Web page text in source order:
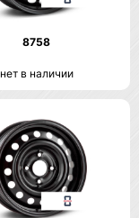
8758
нет в наличии